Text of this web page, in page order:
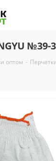
№39-
оптом -